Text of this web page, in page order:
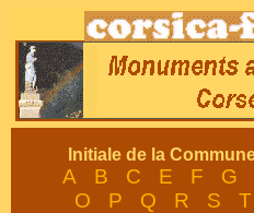
Initiale de la
A B C E F G
O
P Q R S T